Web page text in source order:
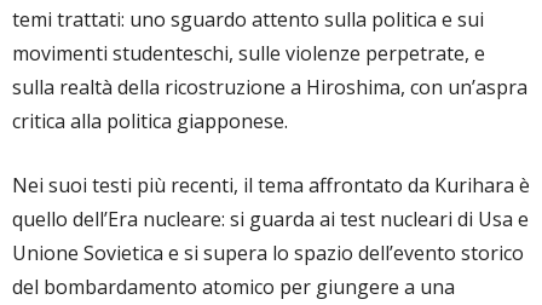
temi trattati: uno sguardo attento sulla politica e sui
movimenti studenteschi, sulle violenze perpetrate, e
sulla realtà della ricostruzione a Hiroshima, con un’aspra
critica alla politica giapponese.
Nei suoi testi più recenti, il tema affrontato da Kurihara è
quello dell’Era nucleare: si guarda ai test nucleari di Usa e
Unione Sovietica e si supera lo spazio dell’evento storico
del bombardamento atomico per giungere a una